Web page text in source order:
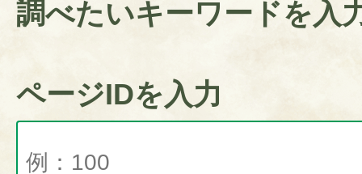
調べたいキーワードを入
ページIDを入力